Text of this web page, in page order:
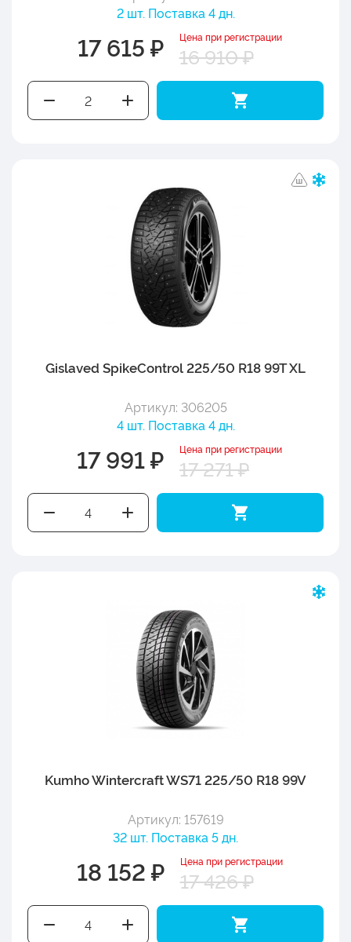
2 шт. Поставка 4 дн.
17 615 ₽ Цена при регистрации
16 910 ₽
Gislaved SpikeControl 225/50 R18 99T XL
Артикул: 306205
4 шт. Поставка 4 дн.
17 991 ₽ Цена при регистрации
17 271 ₽
Kumho Wintercraft WS71 225/50 R18 99V
Артикул: 157619
32 шт. Поставка 5 дн.
18 152 ₽ Цена при регистрации
17 426 ₽